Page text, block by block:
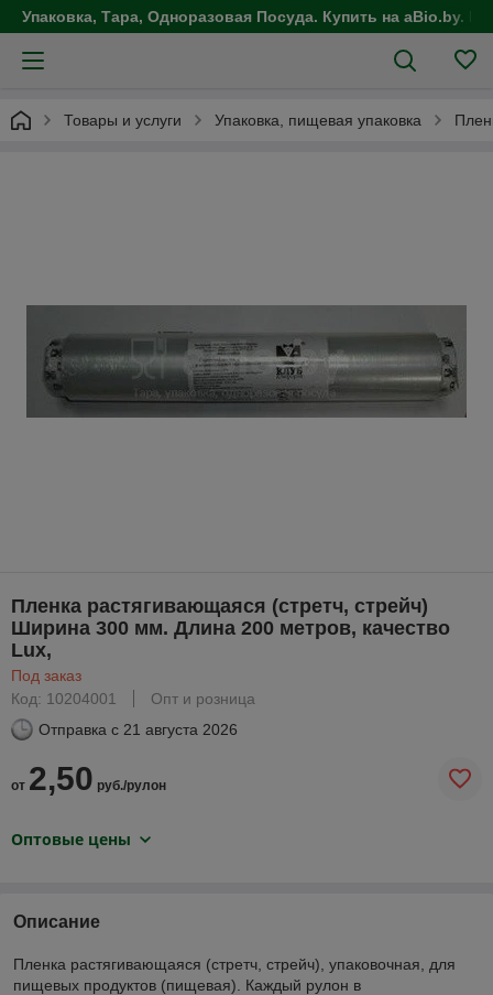
Упаковка, Тара, Одноразовая Посуда. Купить на aBio.by.
Товары и услуги Упаковка, пищевая упаковка
Пленка растягивающаяся (стретч, стрейч)
Ширина 300 мм. Длина 200 метров, качество
Lux,
Под заказ
Код: 10204001
Опт и розница
Отправка с 21 августа 2026
от 2,50 руб./рулон
Оптовые цены
Описание
Пленка растягивающаяся (стретч, стрейч), упаковочная, для
пищевых продуктов (пищевая). Каждый рулон в